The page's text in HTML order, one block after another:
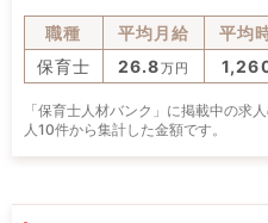
職種 平均月給 平均
保育士
26.8万円
「保育士人材バンク」に掲載中の求
人10件から集計した金額です。